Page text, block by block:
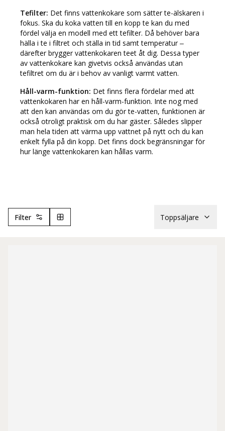
Tefilter: Det finns vattenkokare som sätter te-älskaren i
fokus. Ska du koka vatten till en kopp te kan du med
fördel välja en modell med ett tefilter. Då behöver bara
hälla i te i filtret och ställa in tid samt temperatur –
därefter brygger vattenkokaren teet åt dig. Dessa typer
av vattenkokare kan givetvis också användas utan
tefiltret om du är i behov av vanligt varmt vatten.
Håll-varm-funktion: Det finns flera fördelar med att
vattenkokaren har en håll-varm-funktion. Inte nog med
att den kan användas om du gör te-vatten, funktionen är
också otroligt praktisk om du har gäster. Således slipper
man hela tiden att värma upp vattnet på nytt och du kan
enkelt fylla på din kopp. Det finns dock begränsningar för
hur länge vattenkokaren kan hållas varm.
Filter Toppsäljare